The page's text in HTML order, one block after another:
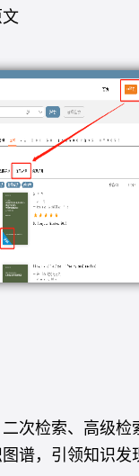
次检索、高级检
谱，引领知识发